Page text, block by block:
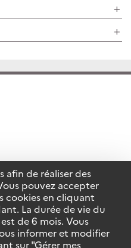
NOS LETTRES
D'INFORMATION
Inscription
afin de réaliser des
pouvez accepter
cookies en cliquant
La durée de vie du
de 6 mois. Vous
informer et modifier
sur "Gérer mes